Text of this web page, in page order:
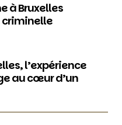
à Bruxelles
criminelle
l’expérience
au cœur d’un